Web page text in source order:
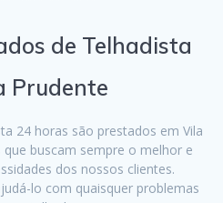
de Telhadista
Prudente
24 horas são prestados em Vila
buscam sempre o melhor e
dos nossos clientes.
lo com quaisquer problemas